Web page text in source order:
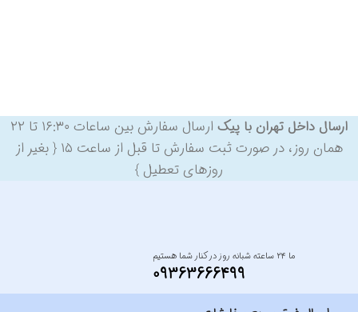
ارسال داخل تهران با پیک
ارسال سفارش بین ساعات ۱۶:۳۰ تا ۲۲
همان روز، در صورت ثبت سفارش تا قبل از ساعت ۱۵ { بغیر از
روزهای تعطیل }
ما ۲۴ ساعته شبانه روز در کنار شما هستیم
09363666499